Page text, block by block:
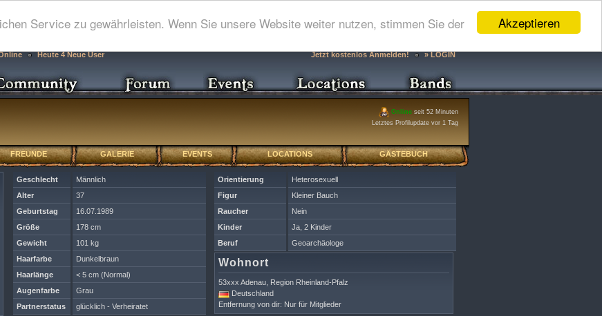
Akzeptieren
Service zu gewährleisten. Wenn Sie unsere Website weiter nutzen, stimmen Sie der
Heute 4 Neue User Jetzt kostenlos Anmelden! » LOGIN
Online seit 52 Minuten
Letztes Profilupdate vor 1 Tag
FREUNDE GALERIE EVENTS LOCATIONS GÄSTEBUCH
Orientierung
Heterosexuell
Figur
Kleiner Bauch
Raucher
Nein
Kinder
Ja, 2 Kinder
Beruf
Geoarchäologe
Wohnort
53xxx Adenau, Region Rheinland-Pfalz
Deutschland
Entfernung von dir: Nur für Mitglieder
Geschlecht
Männlich
Alter
37
Geburtstag
16.07.1989
Größe
178 cm
Gewicht
101 kg
Haarfarbe
Dunkelbraun
Haarlänge
< 5 cm (Normal)
Augenfarbe
Grau
Partnerstatus
glücklich - Verheiratet